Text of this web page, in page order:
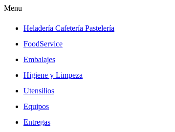
Menu
Heladería Cafetería Pastelería
FoodService
Embalajes
Higiene y Limpeza
Utensilios
Equipos
Entregas